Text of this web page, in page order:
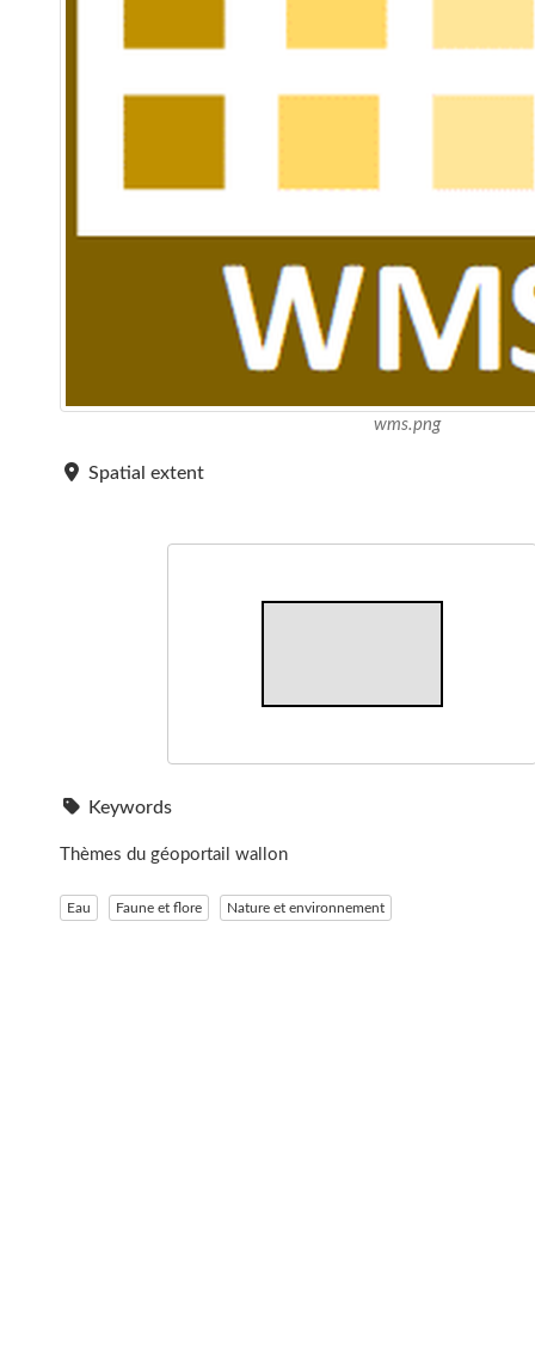
wms.png
Spatial extent
Keywords
Thèmes du géoportail wallon
Eau Faune et flore Nature et environnement